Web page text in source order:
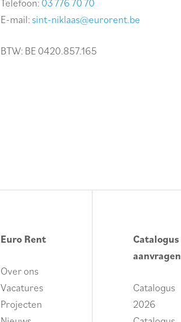
Telefoon: 03 776 70 70
E-mail:sint-niklaas@eurorent.be
BTW: BE 0420.857.165
Euro Rent
Over ons
Vacatures
Projecten
Catalogus
aanvragen
Catalogus
2026